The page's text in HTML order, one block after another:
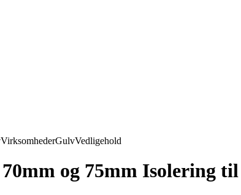
VirksomhederGulvVedligehold
og 75mm Isolering